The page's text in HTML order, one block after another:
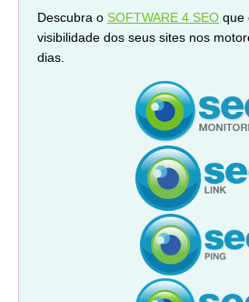
Descubra o SOFTWARE 4 SEO que
visibilidade dos seus sites nos
dias.